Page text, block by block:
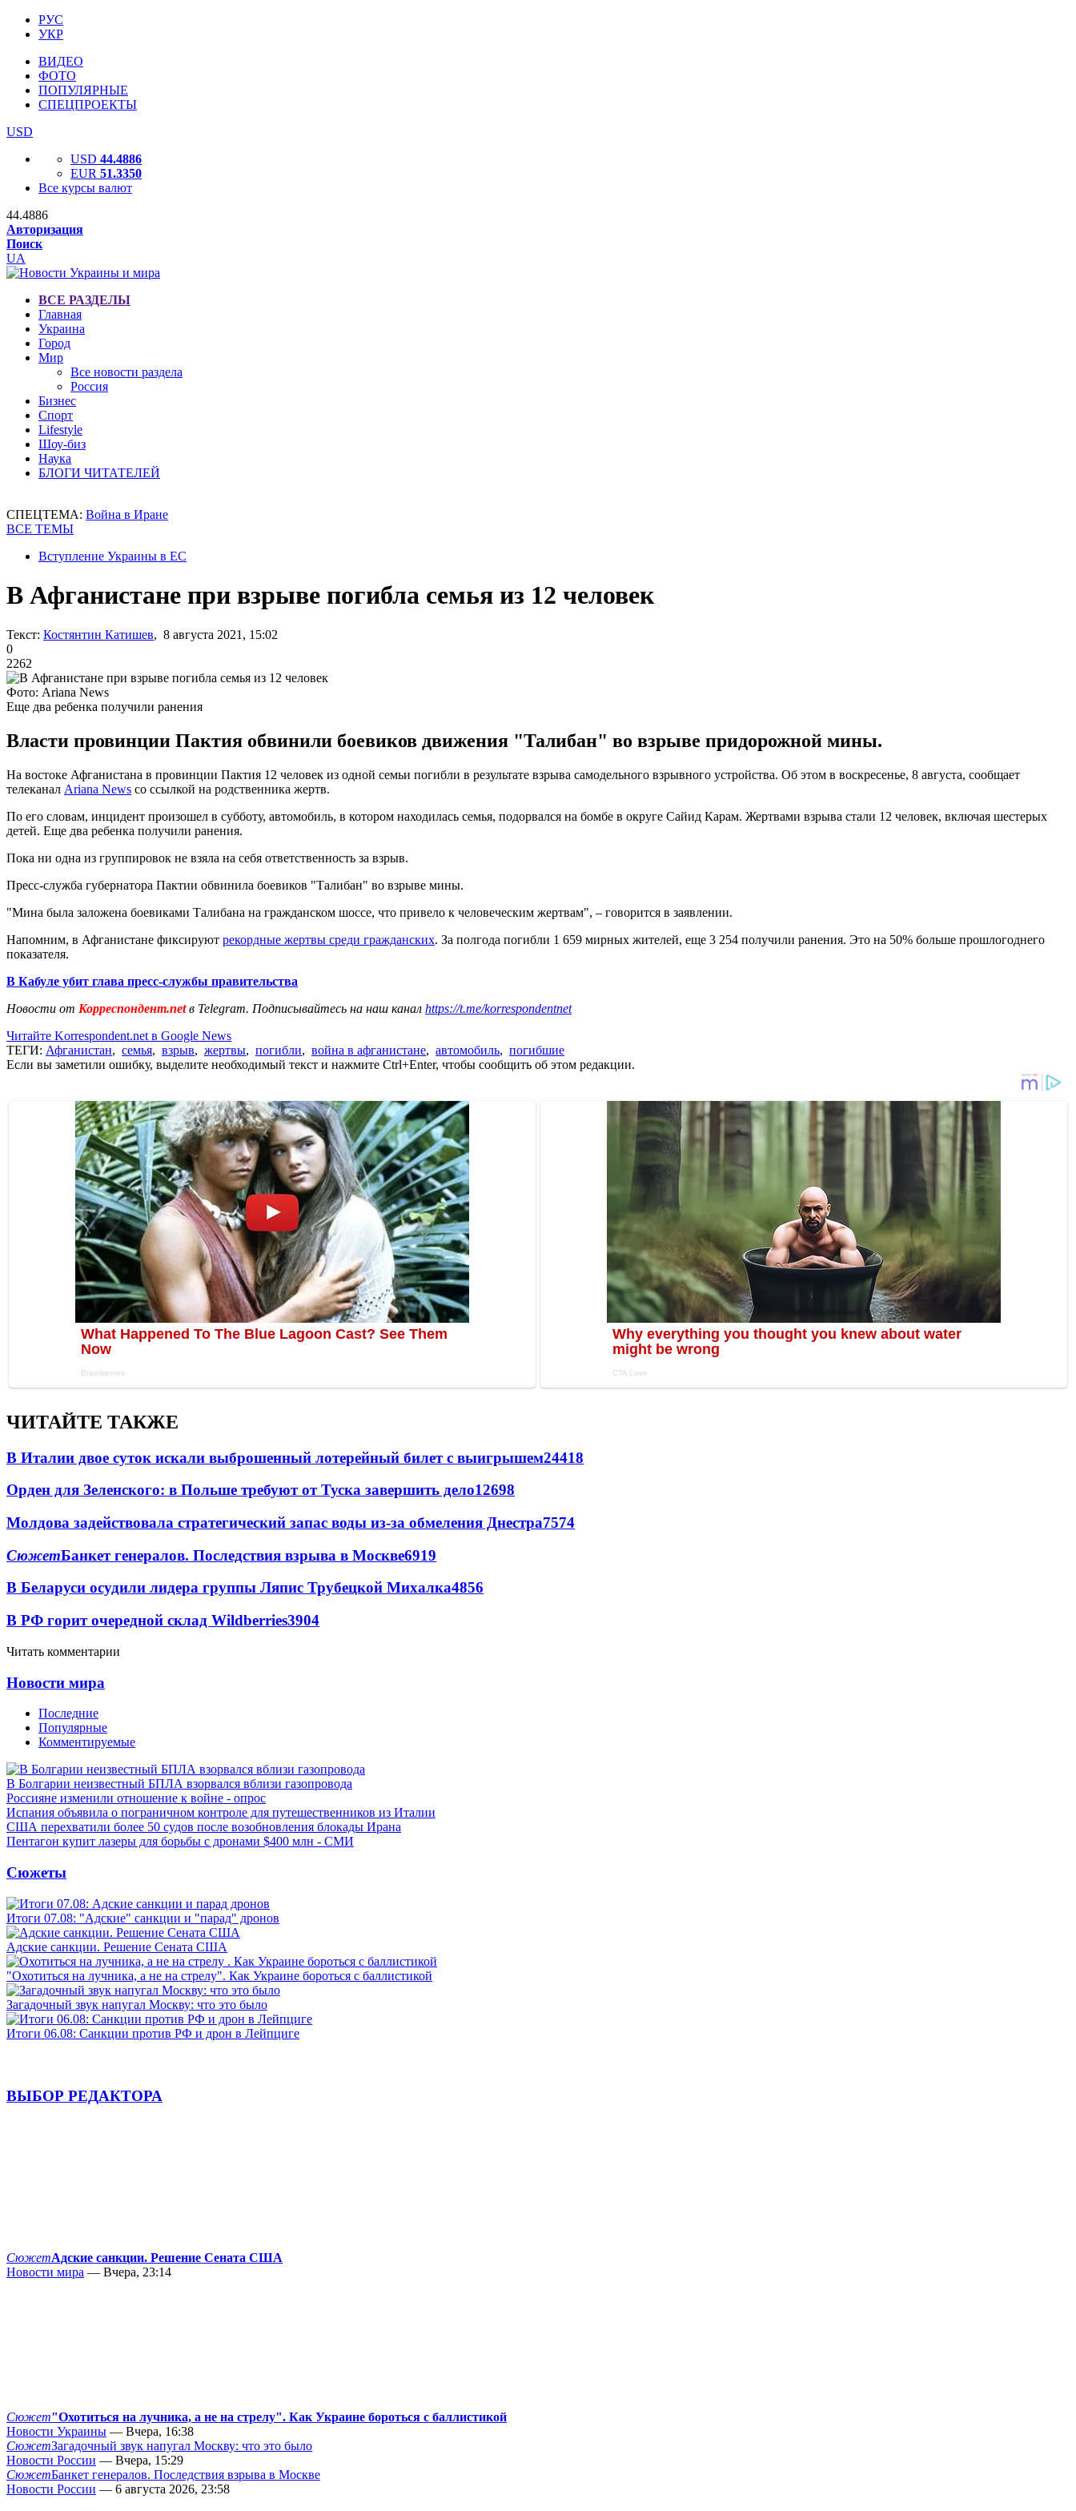
РУС
УКР
ВИДЕО
ФОТО
ПОПУЛЯРНЫЕ
СПЕЦПРОЕКТЫ
USD
USD 44.4886
EUR 51.3350
Все курсы валют
44.4886
Авторизация
Поиск
UA
ВСЕ РАЗДЕЛЫ
Главная
Украина
Город
Мир
Все новости раздела
Россия
Бизнес
Спорт
Lifestyle
Шоу-биз
Наука
БЛОГИ ЧИТАТЕЛЕЙ
СПЕЦТЕМА: Война в Иране
ВСЕ ТЕМЫ
Вступление Украины в ЕС
В Афганистане при взрыве погибла семья из 12 человек
Текст: Костянтин Катишев, 8 августа 2021, 15:02
0
2262
Фото: Ariana News
Еще два ребенка получили ранения
Власти провинции Пактия обвинили боевиков движения "Талибан" во взрыве придорожной мины.
На востоке Афганистана в провинции Пактия 12 человек из одной семьи погибли в результате взрыва самодельного взрывного устройства. Об этом в воскресенье, 8 августа, сообщает
телеканал Ariana News со ссылкой на родственника жертв.
По его словам, инцидент произошел в субботу, автомобиль, в котором находилась семья, подорвался на бомбе в округе Сайид Карам. Жертвами взрыва стали 12 человек, включая шестерых
детей. Еще два ребенка получили ранения.
Пока ни одна из группировок не взяла на себя ответственность за взрыв.
Пресс-служба губернатора Пактии обвинила боевиков "Талибан" во взрыве мины.
"Мина была заложена боевиками Талибана на гражданском шоссе, что привело к человеческим жертвам", – говорится в заявлении.
Напомним, в Афганистане фиксируют рекордные жертвы среди гражданских. За полгода погибли 1 659 мирных жителей, еще 3 254 получили ранения. Это на 50% больше прошлогоднего
показателя.
В Кабуле убит глава пресс-службы правительства
Новости от Корреспондент.netв Telegram. Подписывайтесь на наш канал https://t.me/korrespondentnet
Читайте Korrespondent.net в Google News
ТЕГИ: Афганистан, семья, взрыв, жертвы, погибли, война в афганистане, автомобиль, погибшие
Если вы заметили ошибку, выделите необходимый текст и нажмите Ctrl+Enter, чтобы сообщить об этом редакции.
ЧИТАЙТЕ ТАКЖЕ
В Италии двое суток искали выброшенный лотерейный билет с выигрышем24418
Орден для Зеленского: в Польше требуют от Туска завершить дело12698
Молдова задействовала стратегический запас воды из-за обмеления Днестра7574
СюжетБанкет генералов. Последствия взрыва в Москве6919
В Беларуси осудили лидера группы Ляпис Трубецкой Михалка4856
В РФ горит очередной склад Wildberries3904
Читать комментарии
Новости мира
Последние
Популярные
Комментируемые
В Болгарии неизвестный БПЛА взорвался вблизи газопровода
Россияне изменили отношение к войне - опрос
Испания объявила о пограничном контроле для путешественников из Италии
США перехватили более 50 судов после возобновления блокады Ирана
Пентагон купит лазеры для борьбы с дронами $400 млн - СМИ
Сюжеты
Итоги 07.08: "Адские" санкции и "парад" дронов
Адские санкции. Решение Сената США
"Охотиться на лучника, а не на стрелу". Как Украине бороться с баллистикой
Загадочный звук напугал Москву: что это было
Итоги 06.08: Санкции против РФ и дрон в Лейпциге
ВЫБОР РЕДАКТОРА
СюжетАдские санкции. Решение Сената США
Новости мира — Вчера, 23:14
Сюжет"Охотиться на лучника, а не на стрелу". Как Украине бороться с баллистикой
Новости Украины — Вчера, 16:38
СюжетЗагадочный звук напугал Москву: что это было
Новости России — Вчера, 15:29
СюжетБанкет генералов. Последствия взрыва в Москве
Новости России — 6 августа 2026, 23:58